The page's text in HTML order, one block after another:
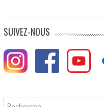
SUIVEZ-NOUS
Rechercher